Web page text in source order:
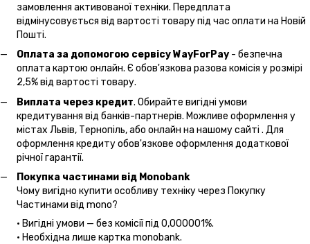
замовлення активованої техніки. Передплата
відмінусовується від вартості товару під час оплати на Новій
Пошті.
Оплата за допомогою сервісу WayForPay - безпечна
оплата картою онлайн. Є обов'язкова разова комісія у розмірі
2,5% від вартості товару.
Виплата через кредит. Обирайте вигідні умови
кредитування від банків-партнерів. Можливе оформлення у
містах Львів, Тернопіль, або онлайн на нашому сайті . Для
оформлення кредиту обов'язкове оформлення додаткової
річної гарантії.
Покупка частинами від Monobank
Чому вигідно купити особливу техніку через Покупку
Частинами від mono?
• Вигідні умови — без комісії під 0,000001%.
• Необхідна лише картка monobank.